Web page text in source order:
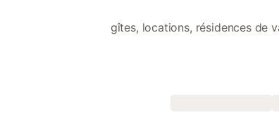
gîtes, locations, résidences de